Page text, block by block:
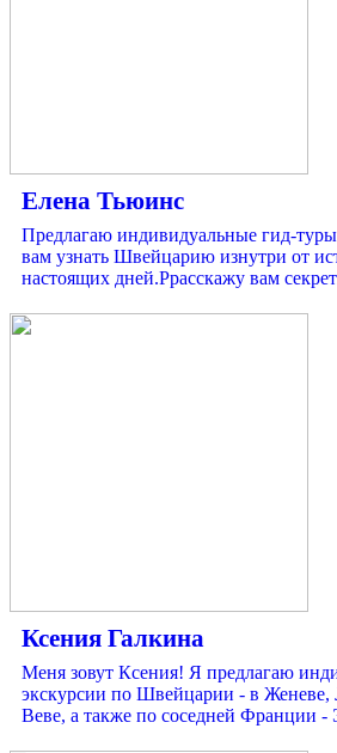
Елена Тьюинс
Предлагаю индивидуальные гид-туры
вам узнать Швейцарию изнутри от
настоящих дней.Ррасскажу вам
Ксения Галкина
Меня зовут Ксения! Я предлагаю
экскурсии по Швейцарии - в Женеве,
Веве, а также по соседней Франции -